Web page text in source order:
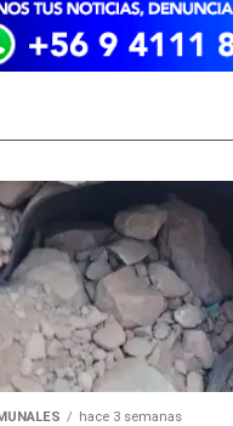
hace 3 semanas